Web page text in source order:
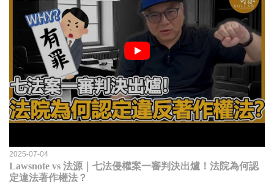
2025-07-04
Lawsnote vs 法源｜七法侵權案一審判決出爐！法院為何認
定違法著作權法？